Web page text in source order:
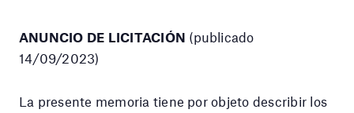
ANUNCIO DE LICITACIÓN (publicado
14/09/2023)
La presente memoria tiene por objeto describir los